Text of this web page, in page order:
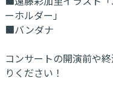
ーホルダー」
■バンダナ
コンサートの開演前や
りください！